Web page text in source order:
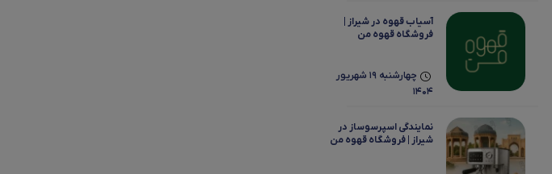
آسیاب قهوه در شیراز |
فروشگاه قهوه‌ من
چهارشنبه 19 شهریور
1404
نمایندگی اسپرسوساز در
شیراز | فروشگاه قهوه من